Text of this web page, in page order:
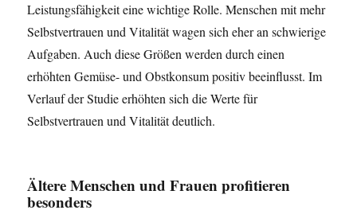
Leistungsfähigkeit eine wichtige Rolle. Menschen mit mehr
Selbstvertrauen und Vitalität wagen sich eher an schwierige
Aufgaben. Auch diese Größen werden durch einen
erhöhten Gemüse- und Obstkonsum positiv beeinflusst. Im
Verlauf der Studie erhöhten sich die Werte für
Selbstvertrauen und Vitalität deutlich.
Ältere Menschen und Frauen profitieren
besonders